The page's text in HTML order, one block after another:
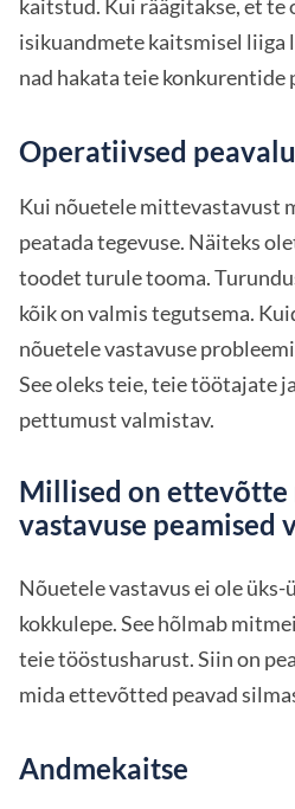
kaitstud. Kui räägitakse, et te
isikuandmete kaitsmisel liiga
nad hakata teie konkurentide
Operatiivsed
Kui nõuetele mittevastavust
peatada tegevuse. Näiteks
toodet turule tooma.
kõik on valmis tegutsema.
nõuetele vastavuse
See oleks teie, teie töötajate
pettumust valmistav.
Millised on ettevõtte
vastavuse peamised
Nõuetele vastavus ei ole
kokkulepe. See hõlmab
teie tööstusharust. Siin on
mida ettevõtted peavad
Andmekaitse